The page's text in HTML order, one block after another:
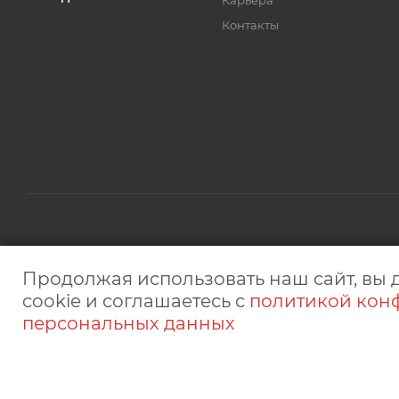
Контакты
интернет-сайт носит исключительно информационный
Продолжая использовать наш сайт, вы
cookie и соглашаетесь с политикой
персональных данных